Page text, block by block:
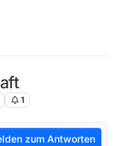
1
zum Antworten